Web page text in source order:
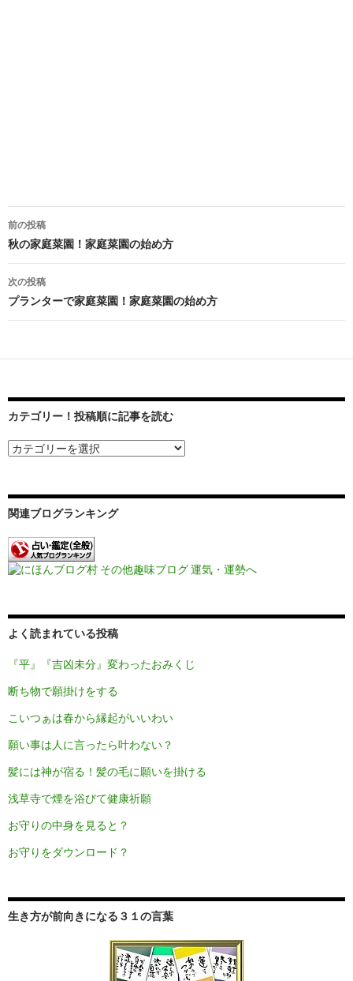
投
稿
ナ
ゲ
シ
ョ
前の投稿
秋の家庭菜園！家庭菜園の始め方
次の投稿
プランターで家庭菜園！家庭菜園の始め方
カテゴリー！投稿順に記事を読む
関連ブログランキング
よく読まれている投稿
『平』『吉凶未分』変わったおみくじ
断ち物で願掛けをする
こいつぁは春から縁起がいいわい
願い事は人に言ったら叶わない？
髪には神が宿る！髪の毛に願いを掛ける
浅草寺で煙を浴びて健康祈願
お守りの中身を見ると？
お守りをダウンロード？
生き方が前向きになる３１の言葉